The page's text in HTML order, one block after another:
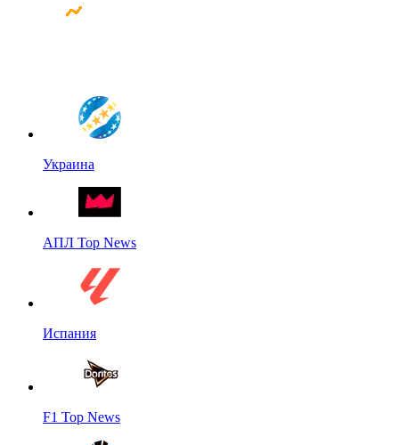
Украина
АПЛ Top News
Испания
F1 Top News